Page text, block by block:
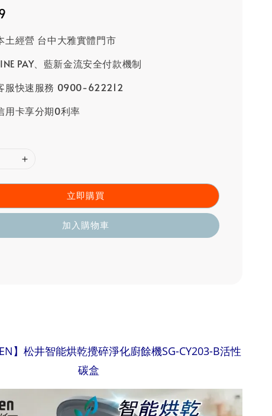
土經營 台中大雅實體門市
PAY、藍新金流安全付款機制
服快速服務 0900-622212
用卡享分期0利率
立即購買
加入購物車
】松井智能烘乾攪碎淨化廚餘機SG-CY203-B活性
碳盒